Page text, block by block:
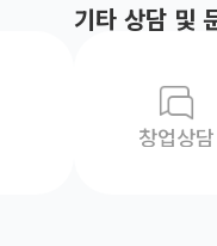
기타 상담 및
창업상담